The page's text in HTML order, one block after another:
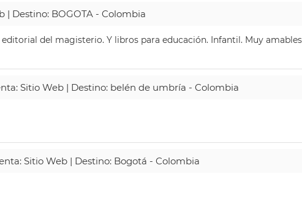
| Destino: BOGOTA - Colombia
del magisterio. Y libros para educación. Infantil. Muy amables
Sitio Web | Destino: belén de umbría - Colombia
Sitio Web | Destino: Bogotá - Colombia